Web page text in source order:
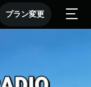
プラン変更